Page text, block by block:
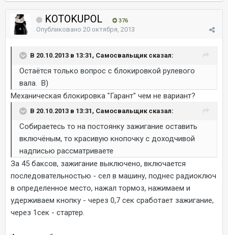
KOTOKUPOL 376
Опубликовано 20 октября, 2013
В 20.10.2013 в 13:31, Самосвальщик сказал:
Остаётся только вопрос с блокировкой рулевого
вала. B)
Механическая блокировка "Гарант" чем не вариант?
В 20.10.2013 в 13:31, Самосвальщик сказал:
Собираетесь то на постоянку зажигание оставить
включёным, то красивую кнопочку с доходчивой
надписью рассматриваете
За 45 баксов, зажигание выключено, включается
последовательностью - сел в машину, поднес радиоключ
в определенное место, нажал тормоз, нажимаем и
удерживаем кнопку - через 0,7 сек сработает зажигание,
через 1сек - стартер.